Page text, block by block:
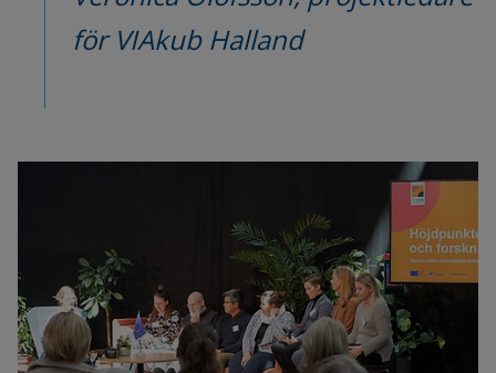
för VIAkub Halland